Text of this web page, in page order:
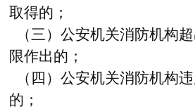
取得的；
（三）公安机关消防机构
限作出的；
（四）公安机关消防机构
的；